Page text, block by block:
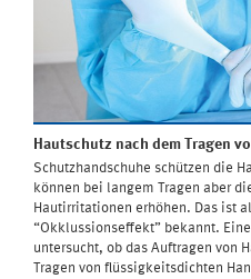
Hautschutz nach dem Tragen
Schutzhandschuhe schützen die
können bei langem Tragen aber
Hautirritationen erhöhen. Das ist
“Okklussionseffekt” bekannt.
untersucht, ob das Auftragen von
Tragen von flüssigkeitsdichten